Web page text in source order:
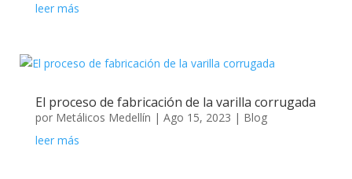
leer más
El proceso de fabricación de la varilla corrugada
por Metálicos Medellín | Ago 15, 2023 | Blog
leer más